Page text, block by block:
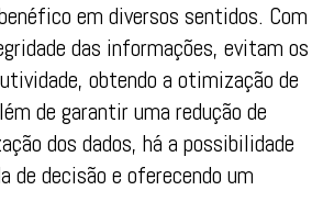
em diversos sentidos. Com
das informações, evitam os
obtendo a otimização de
de garantir uma redução de
dos dados, há a possibilidade
decisão e oferecendo um